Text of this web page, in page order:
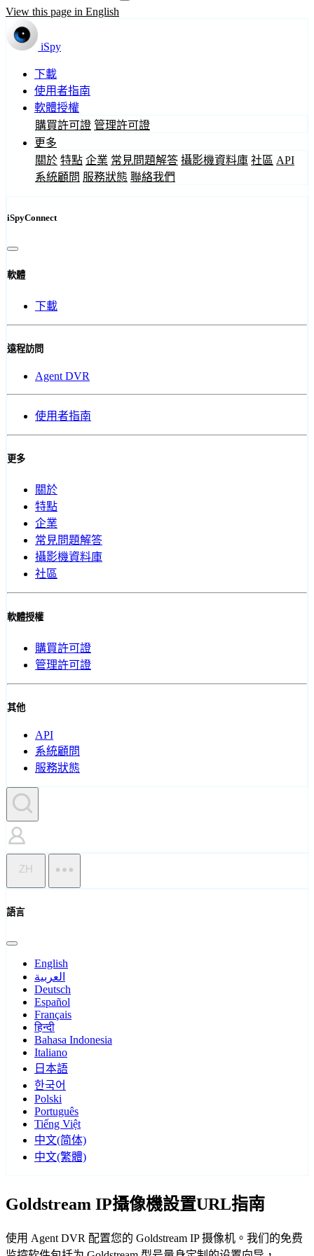
View this page in English
iSpy
下載
使用者指南
軟體授權
購買許可證 管理許可證
更多
關於 特點 企業 常見問題解答 攝影機資料庫 社區 API
系統顧問 服務狀態 聯絡我們
iSpyConnect
軟體
下載
遠程訪問
Agent DVR
使用者指南
更多
關於
特點
企業
常見問題解答
攝影機資料庫
社區
軟體授權
購買許可證
管理許可證
其他
API
系統顧問
服務狀態
ZH
語言
English
العربية
Deutsch
Español
Français
हिन्दी
Bahasa Indonesia
Italiano
日本語
한국어
Polski
Português
Tiếng Việt
中文(简体)
中文(繁體)
Goldstream IP攝像機設置URL指南
使用 Agent DVR 配置您的 Goldstream IP 摄像机。我们的免费